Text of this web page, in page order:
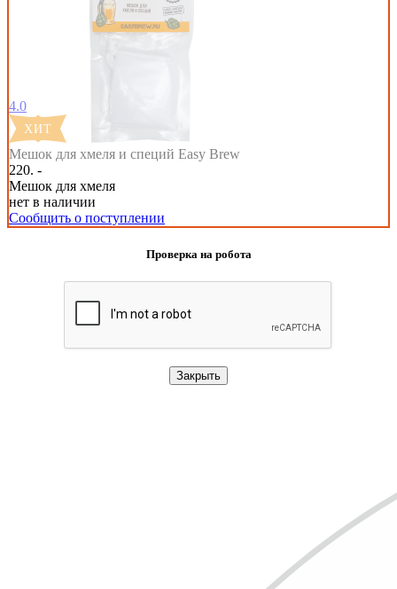
4.0
Мешок для хмеля и специй Easy Brew
220. -
Мешок для хмеля
нет в наличии
Сообщить о поступлении
Проверка на робота
Закрыть